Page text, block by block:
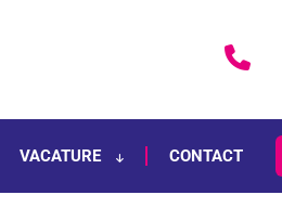
VACATURE CONTACT